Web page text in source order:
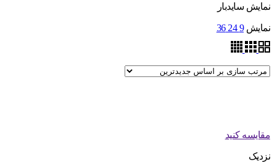
نمایش سایدبار
نمایش 9
24
36
مقایسه کنید
نزدیک